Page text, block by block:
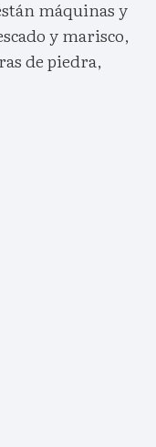
máquinas y
y marisco,
de piedra,